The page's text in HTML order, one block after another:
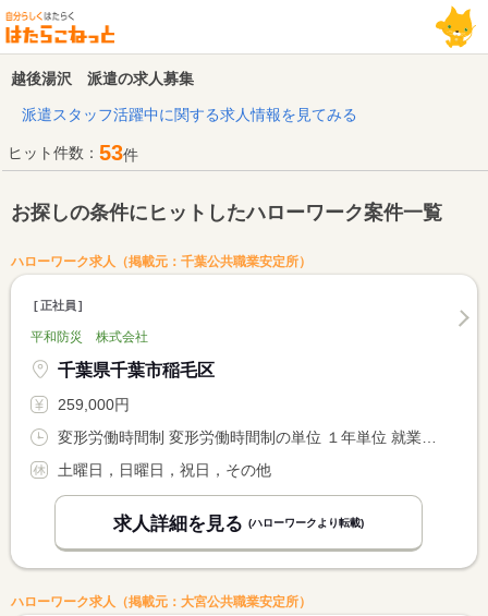
越後湯沢 派遣の求人募集
派遣スタッフ活躍中に関する求人情報を見てみる
ヒット件数： 53件
お探しの条件にヒットしたハローワーク案件一覧
ハローワーク求人（掲載元：千葉公共職業安定所）
正社員
平和防災 株式会社
千葉県千葉市稲毛区
259,000円
土曜日，日曜日，祝日，その他
求人詳細を見る (ハローワークより転載)
ハローワーク求人（掲載元：大宮公共職業安定所）